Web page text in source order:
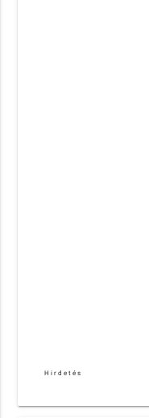
Hirdetés